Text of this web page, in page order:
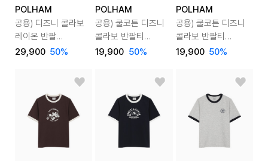
POLHAM
공용) 디즈니 콜라보
레이온 반팔
라운지웨어 세트
29,900 50%
POLHAM
공용) 쿨코튼 디즈니
콜라보 반팔티
(미키)
19,900 50%
POLHAM
공용) 쿨코튼 디즈니
콜라보 반팔티
(미키)
19,900 50%